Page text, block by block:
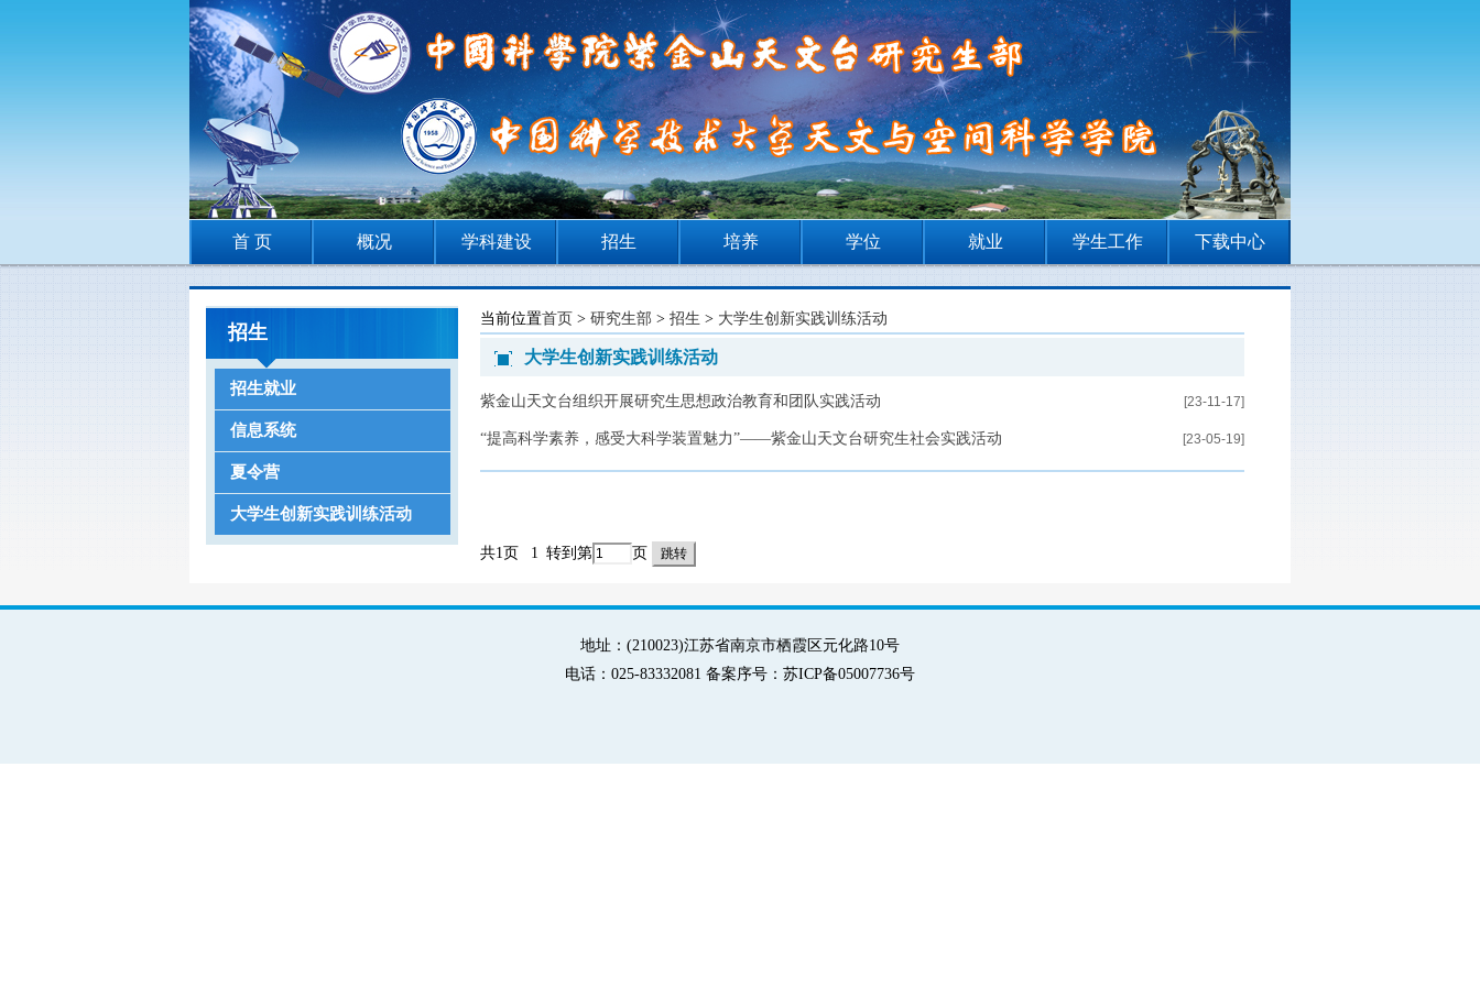
首 页 概况 学科建设 招生 培养 学位 就业 学生工作 下载中心
招生
招生就业
信息系统
夏令营
大学生创新实践训练活动
当前位置首页 > 研究生部 > 招生 > 大学生创新实践训练活动
大学生创新实践训练活动
紫金山天文台组织开展研究生思想政治教育和团队实践活动 [23-11-17]
“提高科学素养，感受大科学装置魅力”——紫金山天文台研究生社会实践活动 [23-05-19]
共1页 1 转到第 页
地址：(210023)江苏省南京市栖霞区元化路10号
电话：025-83332081 备案序号：苏ICP备05007736号